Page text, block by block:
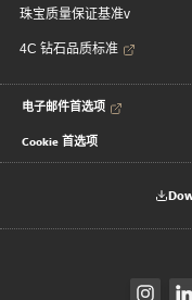
珠宝质量保证基准v
4C 钻石品质标准
电子邮件首选项
Cookie 首选项